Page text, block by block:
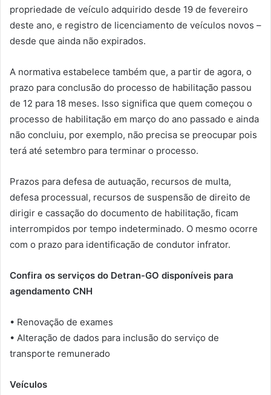
propriedade de veículo adquirido desde 19 de fevereiro
deste ano, e registro de licenciamento de veículos novos –
desde que ainda não expirados.
A normativa estabelece também que, a partir de agora, o
prazo para conclusão do processo de habilitação passou
de 12 para 18 meses. Isso significa que quem começou o
processo de habilitação em março do ano passado e ainda
não concluiu, por exemplo, não precisa se preocupar pois
terá até setembro para terminar o processo.
Prazos para defesa de autuação, recursos de multa,
defesa processual, recursos de suspensão de direito de
dirigir e cassação do documento de habilitação, ficam
interrompidos por tempo indeterminado. O mesmo ocorre
com o prazo para identificação de condutor infrator.
Confira os serviços do Detran-GO disponíveis para
agendamento CNH
• Renovação de exames
• Alteração de dados para inclusão do serviço de
transporte remunerado
Veículos